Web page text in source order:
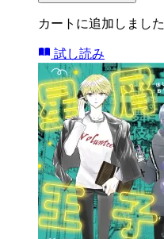
カートに追加しました
試し読み